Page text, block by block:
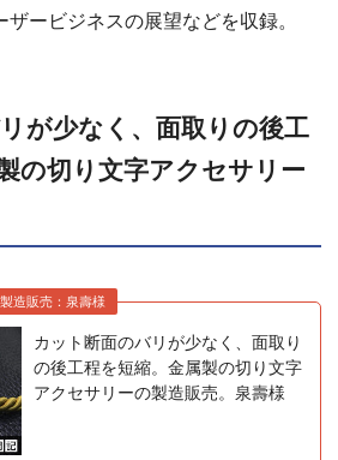
ービジネスの展望などを収録。
が少なく、面取りの後工
の切り文字アクセサリー
造販売：泉壽様
カット断面のバリが少なく、面取り
の後工程を短縮。金属製の切り文字
アクセサリーの製造販売。泉壽様